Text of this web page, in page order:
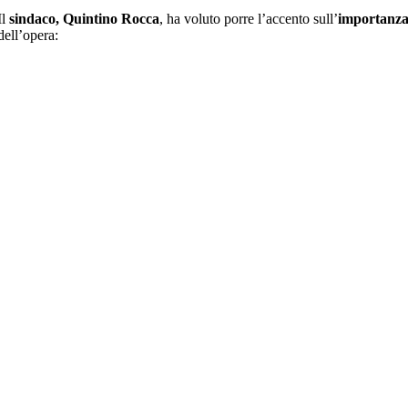
sindaco, Quintino Rocca, ha voluto porre l’accento sull’